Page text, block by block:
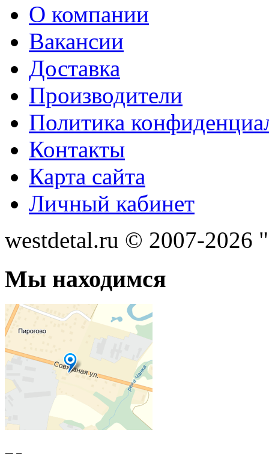
О компании
Вакансии
Доставка
Производители
Политика
Контакты
Карта сайта
Личный кабинет
westdetal.ru © 2007-2026
Мы находимся